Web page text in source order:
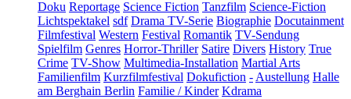
Doku Reportage Science Fiction Tanzfilm Science-Fiction
Lichtspektakel sdf Drama TV-Serie Biographie Docutainment
Filmfestival Western Festival Romantik TV-Sendung
Spielfilm Genres Horror-Thriller Satire Divers History True
Crime TV-Show Multimedia-Installation Martial Arts
Familienfilm Kurzfilmfestival Dokufiction - Austellung Halle
am Berghain Berlin Familie / Kinder Kdrama